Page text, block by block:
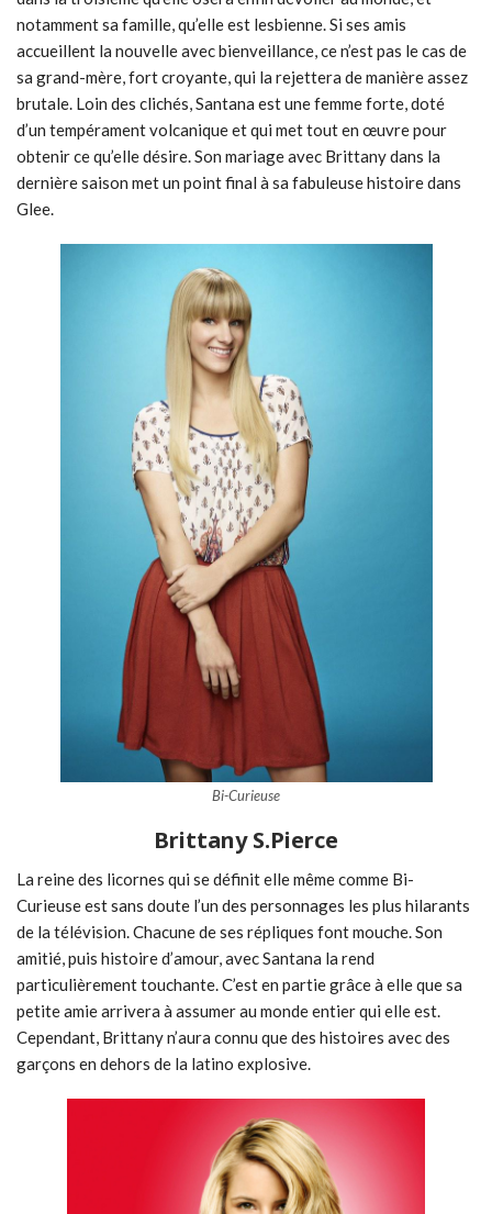
notamment sa famille, qu’elle est lesbienne. Si ses amis
accueillent la nouvelle avec bienveillance, ce n’est pas le cas de
sa grand-mère, fort croyante, qui la rejettera de manière assez
brutale. Loin des clichés, Santana est une femme forte, doté
d’un tempérament volcanique et qui met tout en œuvre pour
obtenir ce qu’elle désire. Son mariage avec Brittany dans la
dernière saison met un point final à sa fabuleuse histoire dans
Glee.
Bi-Curieuse
Brittany S.Pierce
La reine des licornes qui se définit elle même comme Bi-
Curieuse est sans doute l’un des personnages les plus hilarants
de la télévision. Chacune de ses répliques font mouche. Son
amitié, puis histoire d’amour, avec Santana la rend
particulièrement touchante. C’est en partie grâce à elle que sa
petite amie arrivera à assumer au monde entier qui elle est.
Cependant, Brittany n’aura connu que des histoires avec des
garçons en dehors de la latino explosive.